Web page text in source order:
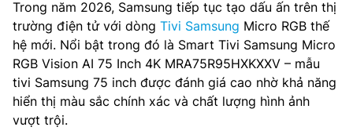
Trong năm 2026, Samsung tiếp tục tạo dấu ấn trên thị
trường điện tử với dòng Tivi Samsung Micro RGB thế
hệ mới. Nổi bật trong đó là Smart Tivi Samsung Micro
RGB Vision AI 75 Inch 4K MRA75R95HXKXXV – mẫu
tivi Samsung 75 inch được đánh giá cao nhờ khả năng
hiển thị màu sắc chính xác và chất lượng hình ảnh
vượt trội.